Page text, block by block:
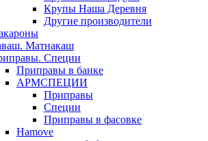
Крупы Наша Деревня
Другие производители
Матнакаш
Специи
Приправы в банке
АРМСПЕЦИИ
Приправы
Специи
Приправы в фасовке
Hamove